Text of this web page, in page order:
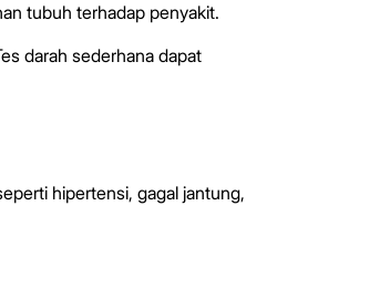
tubuh terhadap penyakit.
darah sederhana dapat
hipertensi, gagal jantung,